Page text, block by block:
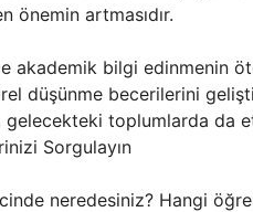
önemin artmasıdır.
akademik bilgi edinmenin
düşünme becerilerini
gelecekteki toplumlarda da
Sorgulayın
neredesiniz? Hangi